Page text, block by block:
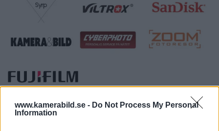
www.kamerabild.se - Do Not Process My Personal
Information